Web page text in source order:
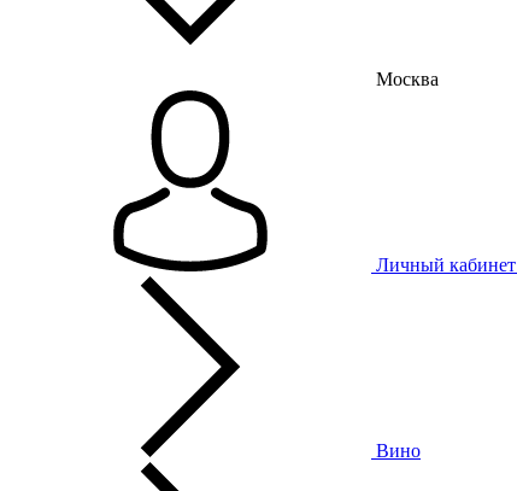
Москва
Личный кабинет
Вино